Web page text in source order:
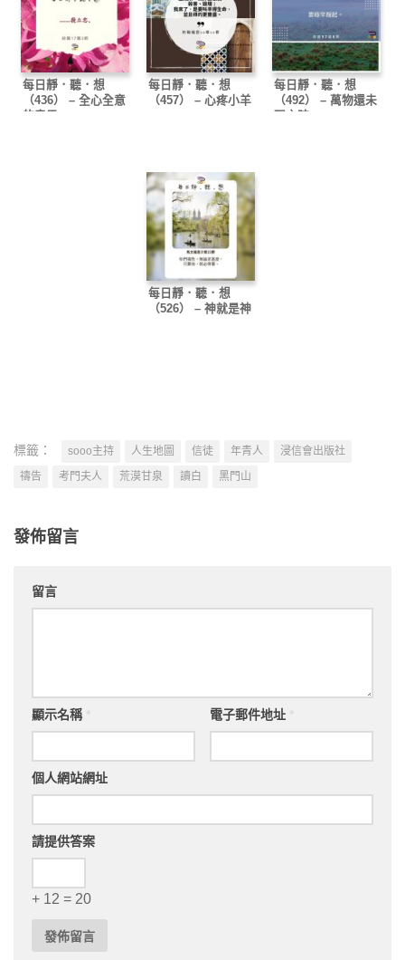
每日靜．聽．想
（436） – 全心全意
的意思
每日靜．聽．想
（457） – 心疼小羊
每日靜．聽．想
（492） – 萬物還未
醒之時
每日靜．聽．想
（526） – 神就是神
標籤： sooo主持 人生地圖 信徒 年青人
浸信會出版社
禱告
考門夫人 荒漠甘泉 讀白 黑門山
發佈留言
留言
顯示名稱 電子郵件地址
個人網站網址
請提供答案
+ 12 = 20